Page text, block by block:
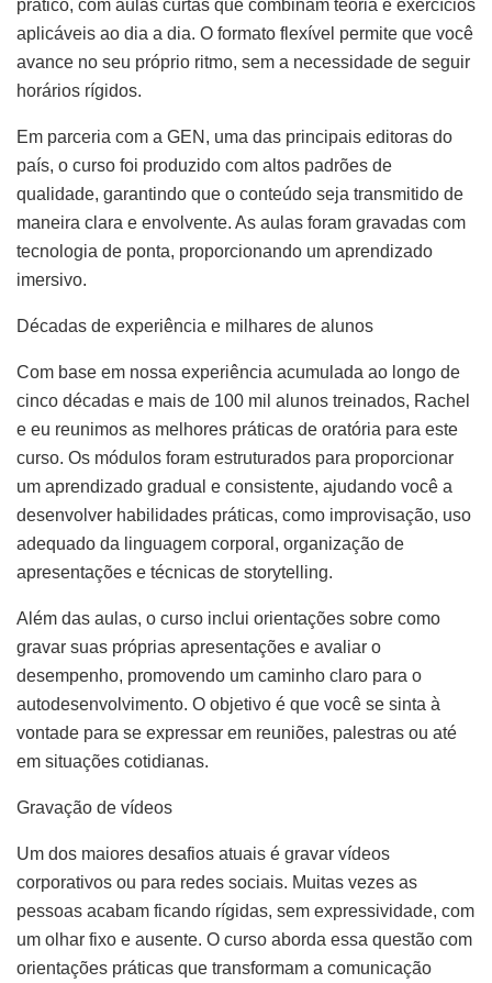
prático, com aulas curtas que combinam teoria e exercícios
aplicáveis ao dia a dia. O formato flexível permite que você
avance no seu próprio ritmo, sem a necessidade de seguir
horários rígidos.
Em parceria com a GEN, uma das principais editoras do
país, o curso foi produzido com altos padrões de
qualidade, garantindo que o conteúdo seja transmitido de
maneira clara e envolvente. As aulas foram gravadas com
tecnologia de ponta, proporcionando um aprendizado
imersivo.
Décadas de experiência e milhares de alunos
Com base em nossa experiência acumulada ao longo de
cinco décadas e mais de 100 mil alunos treinados, Rachel
e eu reunimos as melhores práticas de oratória para este
curso. Os módulos foram estruturados para proporcionar
um aprendizado gradual e consistente, ajudando você a
desenvolver habilidades práticas, como improvisação, uso
adequado da linguagem corporal, organização de
apresentações e técnicas de storytelling.
Além das aulas, o curso inclui orientações sobre como
gravar suas próprias apresentações e avaliar o
desempenho, promovendo um caminho claro para o
autodesenvolvimento. O objetivo é que você se sinta à
vontade para se expressar em reuniões, palestras ou até
em situações cotidianas.
Gravação de vídeos
Um dos maiores desafios atuais é gravar vídeos
corporativos ou para redes sociais. Muitas vezes as
pessoas acabam ficando rígidas, sem expressividade, com
um olhar fixo e ausente. O curso aborda essa questão com
orientações práticas que transformam a comunicação